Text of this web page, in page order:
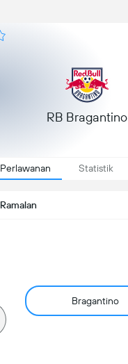
RB Bragantino
Perlawanan Statistik
Ramalan
Bragantino